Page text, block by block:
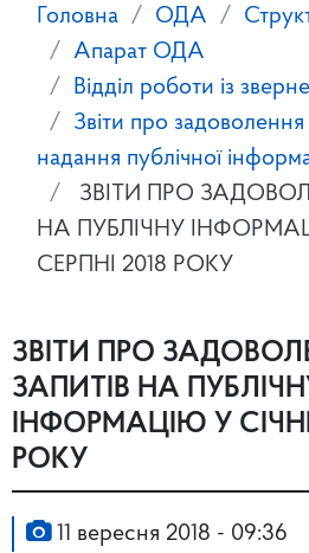
Головна ОДА
Апарат ОДА
Відділ роботи із
Звіти про
надання публічної
ЗВІТИ ПРО
НА ПУБЛІЧНУ
СЕРПНІ 2018 РОКУ
ЗВІТИ ПРО
ЗАПИТІВ НА
ІНФОРМАЦІЮ У
РОКУ
11 вересня 2018 - 09:36